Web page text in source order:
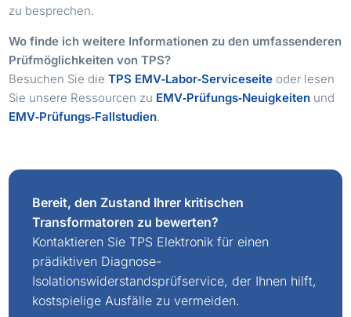
zu besprechen.
Wo finde ich weitere Informationen zu den umfassenderen
Prüfmöglichkeiten von TPS?
Besuchen Sie dieTPS EMV‑Labor‑Serviceseite oder lesen
Sie unsere Ressourcen zu EMV‑Prüfungs‑Neuigkeiten und
EMV‑Prüfungs‑Fallstudien.
Bereit, den Zustand Ihrer kritischen
Transformatoren zu bewerten?
Kontaktieren Sie TPS Elektronik für einen
prädiktiven Diagnose-
Isolationswiderstandsprüfservice, der Ihnen hilft,
kostspielige Ausfälle zu vermeiden.